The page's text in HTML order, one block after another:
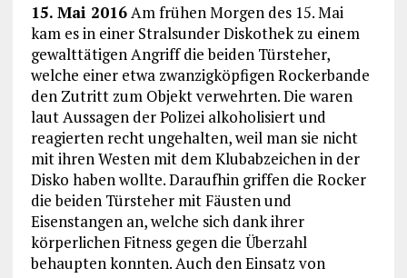
15. Mai 2016Am frühen Morgen des 15. Mai
kam es in einer Stralsunder Diskothek zu einem
gewalttätigen Angriff die beiden Türsteher,
welche einer etwa zwanzigköpfigen Rockerbande
den Zutritt zum Objekt verwehrten. Die waren
laut Aussagen der Polizei alkoholisiert und
reagierten recht ungehalten, weil man sie nicht
mit ihren Westen mit dem Klubabzeichen in der
Disko haben wollte. Daraufhin griffen die Rocker
die beiden Türsteher mit Fäusten und
Eisenstangen an, welche sich dank ihrer
körperlichen Fitness gegen die Überzahl
behaupten konnten. Auch den Einsatz von